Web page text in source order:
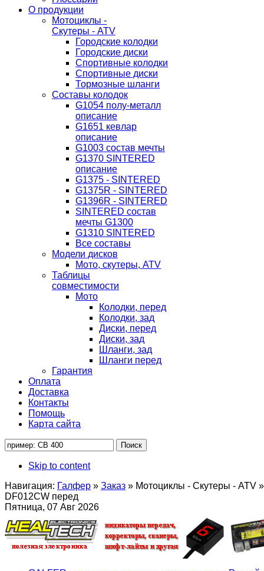
О продукции
Мотоциклы -
Скутеры - ATV
Городские колодки
Городские диски
Спортивные колодки
Спортивные диски
Тормозные шланги
Составы колодок
G1054 полу-металл
описание
G1651 кевлар
описание
G1003 состав мечты
G1370 SINTERED
описание
G1375 - SINTERED
G1375R - SINTERED
G1396R - SINTERED
SINTERED состав
мечты G1300
G1310 SINTERED
Все составы
Модели дисков
Мото, скутеры, ATV
Таблицы
совместимости
Мото
Колодки, перед
Колодки, зад
Диски, перед
Диски, зад
Шланги, зад
Шланги перед
Гарантия
Оплата
Доставка
Контакты
Помощь
Карта сайта
Skip to content
Навигация: Галфер » Заказ » Мотоциклы - Скутеры - ATV »
DF012CW перед
Пятница, 07 Авг 2026